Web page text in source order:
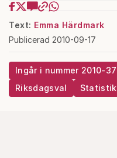
Text: Emma Härdmark
Publicerad 2010-09-17
Ingår i nummer 2010-37
Riksdagsval
Statistik